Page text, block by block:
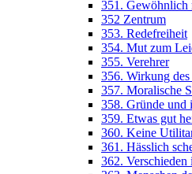
351. Gewöhnlich
352 Zentrum
353. Redefreiheit
354. Mut zum
355. Verehrer
356. Wirkung
357. Moralische
358. Gründe und
359. Etwas gut
360. Keine
361. Hässlich
362. Verschieden